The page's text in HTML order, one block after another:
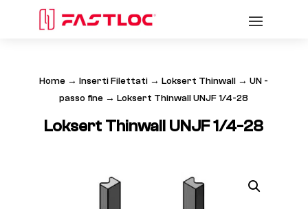
Home →Inserti Filettati →Loksert Thinwall →UN -
passo fine → Loksert Thinwall UNJF 1/4-28
Loksert Thinwall UNJF 1/4-28